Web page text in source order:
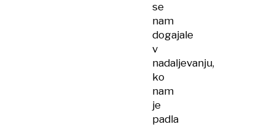
se
nam
dogajale
v
nadaljevanju,
ko
nam
je
padla